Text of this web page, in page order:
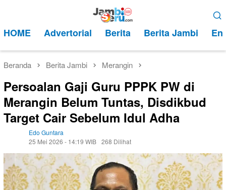
kontenMobile
HOME Advertorial Berita Berita Jambi
Beranda Berita Jambi Merangin
Persoalan Gaji Guru PPPK PW di
Merangin Belum Tuntas, Disdikbud
Target Cair Sebelum Idul Adha
Edo Guntara
25 Mei 2026 - 14:19 WIB 268 Dilihat